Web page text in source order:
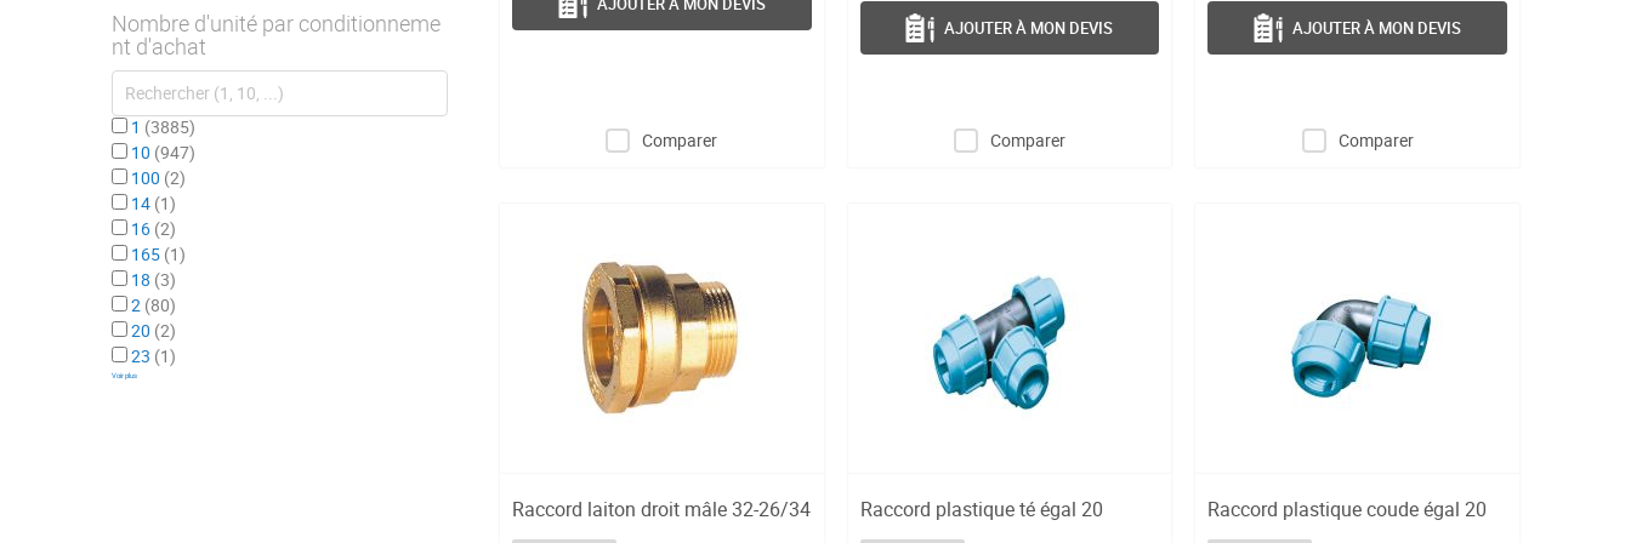
Comparer Comparer
AJOUTER À MON DEVIS
Comparer
AJOUTER À MON DEVIS
Raccord laiton droit mâle 32-26/34 Raccord plastique té égal 20 Raccord plastique coude égal 20
Nombre d'unité par conditionneme
nt d'achat
1 3885
10 947
100 2
14 1
16 2
165 1
18 3
2 80
20 2
23 1
Voir plus